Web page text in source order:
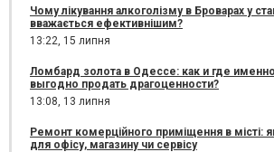
Чому лікування алкоголізму в Броварах у
вважається ефективнішим?
13:22, 15 липня
Ломбард золота в Одессе: как и где
выгодно продать драгоценности?
13:08, 13 липня
Ремонт комерційного приміщення в місті:
для офісу, магазину чи сервісу